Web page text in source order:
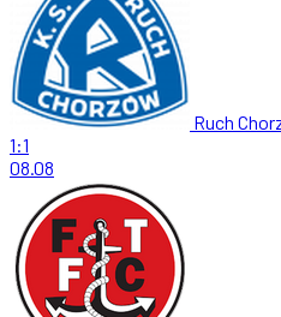
Ruch
1:1
08.08